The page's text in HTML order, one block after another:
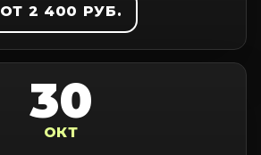
ОТ 2 400 РУБ.
30
ОКТ